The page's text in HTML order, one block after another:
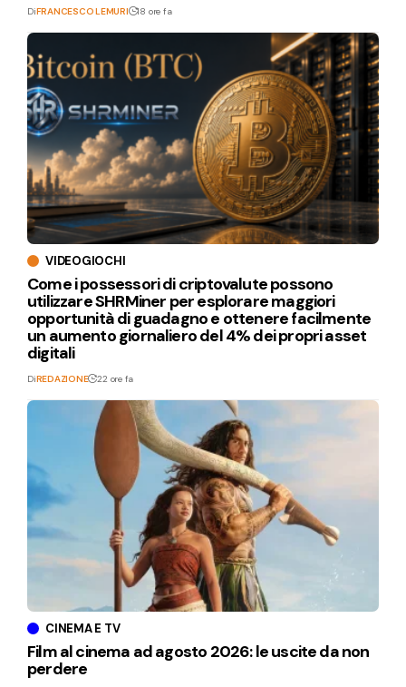
DiFRANCESCO LEMURI 18 ore fa
VIDEOGIOCHI
Come i possessori di criptovalute possono
utilizzare SHRMiner per esplorare maggiori
opportunità di guadagno e ottenere facilmente
un aumento giornaliero del 4% dei propri asset
digitali
DiREDAZIONE 22 ore fa
CINEMA E TV
Film al cinema ad agosto 2026: le uscite da non
perdere